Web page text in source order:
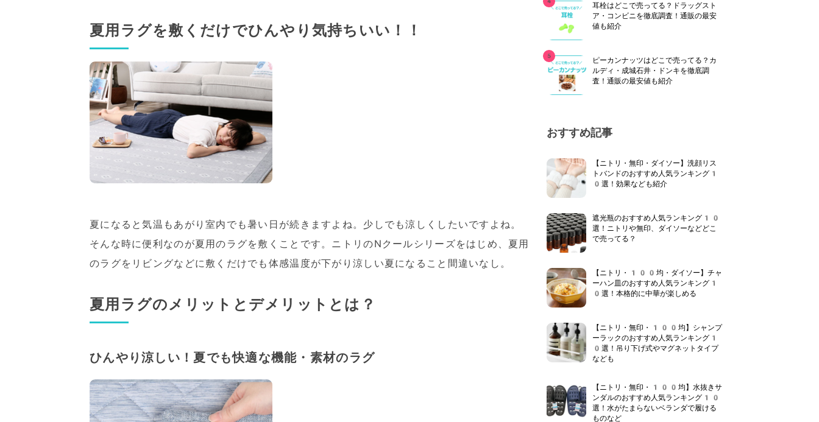
夏用ラグを敷くだけでひんやり気持ちいい！！
夏になると気温もあがり室内でも暑い日が続きますよね。少しでも涼しくしたいですよね。
そんな時に便利なのが夏用のラグを敷くことです。ニトリのNクールシリーズをはじめ、夏用
のラグをリビングなどに敷くだけでも体感温度が下がり涼しい夏になること間違いなし。
夏用ラグのメリットとデメリットとは？
ひんやり涼しい！夏でも快適な機能・素材のラグ
耳栓はどこで売ってる？ドラッグスト
ア・コンビニを徹底調査！通販の最安
値も紹介
ピーカンナッツはどこで売ってる？カ
ルディ・成城石井・ドンキを徹底調
査！通販の最安値も紹介
おすすめ記事
【ニトリ・無印・ダイソー】洗顔リス
トバンドのおすすめ人気ランキング1
0選！効果なども紹介
遮光瓶のおすすめ人気ランキング10
選！ニトリや無印、ダイソーなどどこ
で売ってる？
【ニトリ・100均・ダイソー】チャ
ーハン皿のおすすめ人気ランキング1
0選！本格的に中華が楽しめる
【ニトリ・無印・100均】シャンプ
ーラックのおすすめ人気ランキング1
0選！吊り下げ式やマグネットタイプ
なども
【ニトリ・無印・100均】水抜きサ
ンダルのおすすめ人気ランキング10
選！水がたまらないベランダで履ける
ものなど